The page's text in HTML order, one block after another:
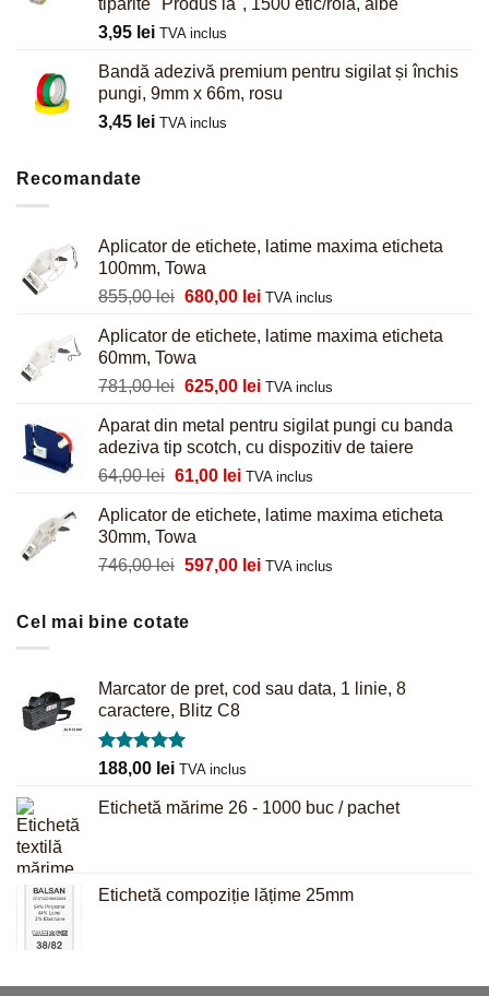
tiparite "Produs la", 1500 etic/rola, albe
3,95 lei TVA inclus
Bandă adezivă premium pentru sigilat și închis
pungi, 9mm x 66m, rosu
3,45 lei TVA inclus
Recomandate
Aplicator de etichete, latime maxima eticheta
100mm, Towa
855,00lei Prețul
a
fost:
855,00 lei.
680,00 leiPrețul
este:
TVA inclus
Aplicator de etichete, latime maxima eticheta
60mm, Towa
781,00lei Prețul
a
fost:
781,00 lei.
625,00 leiPrețul
este:
625,00 lei.
TVA inclus
Aparat din metal pentru sigilat pungi cu banda
adeziva tip scotch, cu dispozitiv de taiere
64,00lei Prețul
a
fost:
64,00 lei.
61,00 leiPrețul
este:
TVA inclus
Aplicator de etichete, latime maxima eticheta
30mm, Towa
746,00lei Prețul
fost:
597,00 leiPrețul
TVA inclus
Cel mai bine cotate
Marcator de pret, cod sau data, 1 linie, 8
caractere, Blitz C8
Evaluat la
188,00 lei TVA inclus
Etichetă mărime 26 - 1000 buc / pachet
Etichetă compoziție lățime 25mm